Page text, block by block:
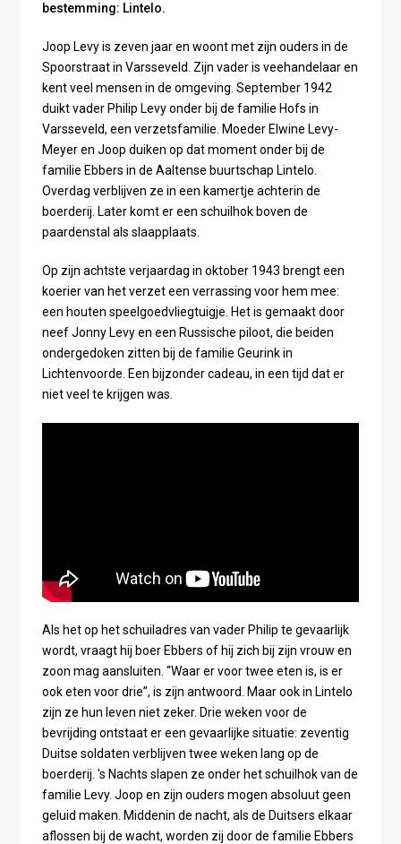
bestemming: Lintelo.
Joop Levy is zeven jaar en woont met zijn ouders in de
Spoorstraat in Varsseveld. Zijn vader is veehandelaar en
kent veel mensen in de omgeving. September 1942
duikt vader Philip Levy onder bij de familie Hofs in
Varsseveld, een verzetsfamilie. Moeder Elwine Levy-
Meyer en Joop duiken op dat moment onder bij de
familie Ebbers in de Aaltense buurtschap Lintelo.
Overdag verblijven ze in een kamertje achterin de
boerderij. Later komt er een schuilhok boven de
paardenstal als slaapplaats.
Op zijn achtste verjaardag in oktober 1943 brengt een
koerier van het verzet een verrassing voor hem mee:
een houten speelgoedvliegtuigje. Het is gemaakt door
neef Jonny Levy en een Russische piloot, die beiden
ondergedoken zitten bij de familie Geurink in
Lichtenvoorde. Een bijzonder cadeau, in een tijd dat er
niet veel te krijgen was.
Als het op het schuiladres van vader Philip te gevaarlijk
wordt, vraagt hij boer Ebbers of hij zich bij zijn vrouw en
zoon mag aansluiten. “Waar er voor twee eten is, is er
ook eten voor drie”, is zijn antwoord. Maar ook in Lintelo
zijn ze hun leven niet zeker. Drie weken voor de
bevrijding ontstaat er een gevaarlijke situatie: zeventig
Duitse soldaten verblijven twee weken lang op de
boerderij. 's Nachts slapen ze onder het schuilhok van de
familie Levy. Joop en zijn ouders mogen absoluut geen
geluid maken. Middenin de nacht, als de Duitsers elkaar
aflossen bij de wacht, worden zij door de familie Ebbers